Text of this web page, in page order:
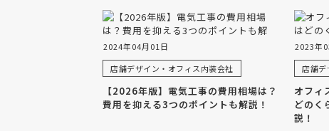
2024年04月01日
店舗デザイン・オフィス内装会社
【2026年版】電気工事の費用相場は？
費用を抑える3つのポイントも解説！
2023年
店舗デ
オフィ
どのく
説！